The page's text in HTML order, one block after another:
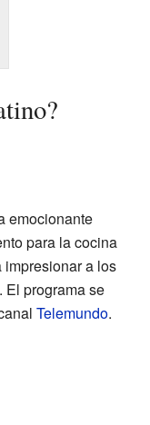
emocionante
para la cocina
impresionar a los
El programa se
Telemundo.